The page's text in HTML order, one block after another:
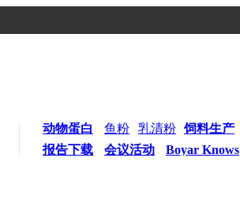
动物蛋白 鱼粉 乳清粉 饲料生产
报告下载
会议活动
Boyar Knows